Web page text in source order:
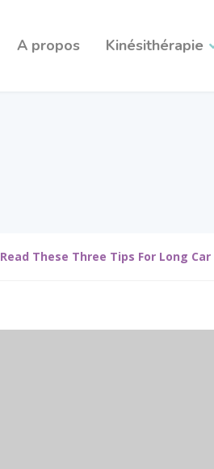
A propos Kinésithérapie
Read These Three Tips For Long Car